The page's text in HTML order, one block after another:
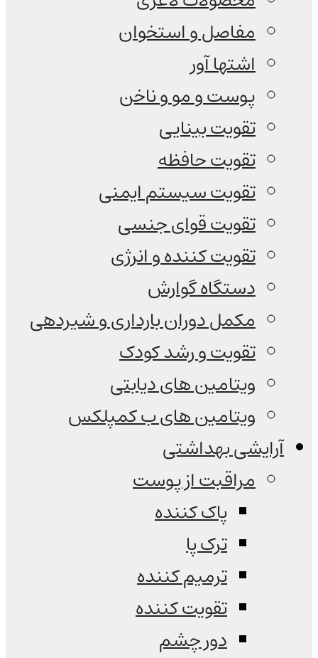
مفاصل و استخوان
اشتها آور
پوست و مو و ناخن
تقویت بینایی
تقویت حافظه
تقویت سیستم ایمنی
تقویت قوای جنسی
تقویت کننده و انرژی
دستگاه گوارش
مکمل دوران بارداری و شیردهی
تقویت و رشد کودک
ویتامین های دیابتی
ویتامین های ب کمپلکس
آرایشی بهداشتی
مراقبت از پوست
پاک کننده
ترک پا
ترمیم کننده
تقویت کننده
دور چشم